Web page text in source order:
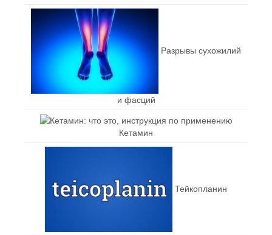
Разрывы сухожилий
и фасций
Кетамин
Тейкопланин